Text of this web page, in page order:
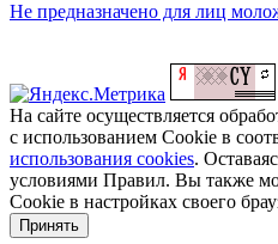
Не предназначено для лиц
На сайте осуществляется
с использованием Cookie в
использования cookies.
условиями Правил. Вы также
Cookie в настройках своего
Принять